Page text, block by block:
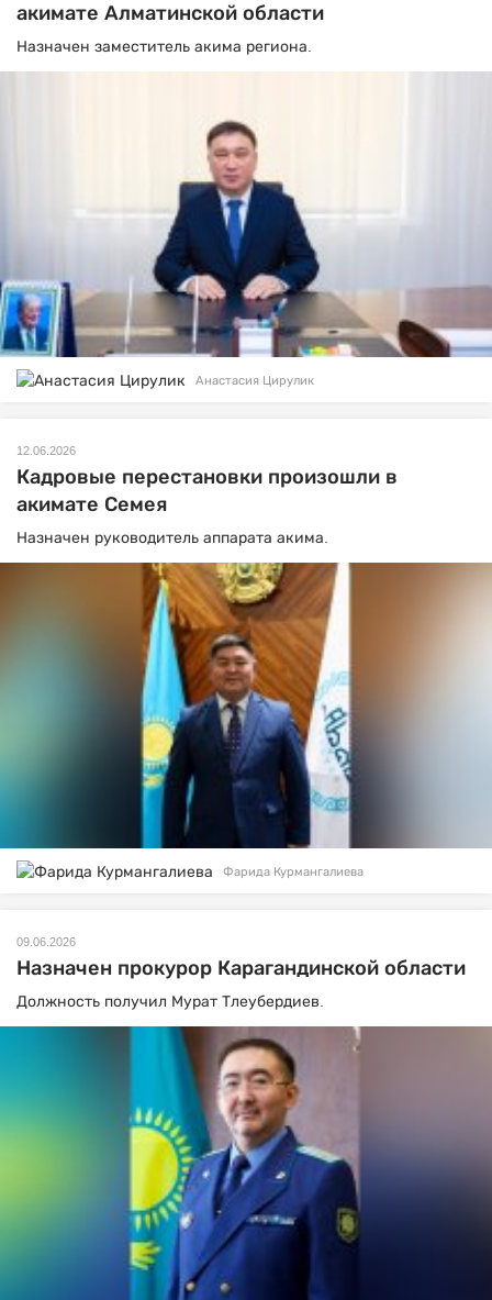
акимате Алматинской области
Назначен заместитель акима региона.
Анастасия Цирулик
12.06.2026
Кадровые перестановки произошли в
акимате Семея
Назначен руководитель аппарата акима.
Фарида Курмангалиева
09.06.2026
Назначен прокурор Карагандинской области
Должность получил Мурат Тлеубердиев.